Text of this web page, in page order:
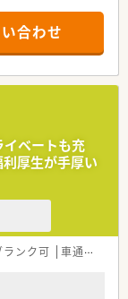
合わせ
イベートも充
利厚生が手厚い
ランク可 車通勤可